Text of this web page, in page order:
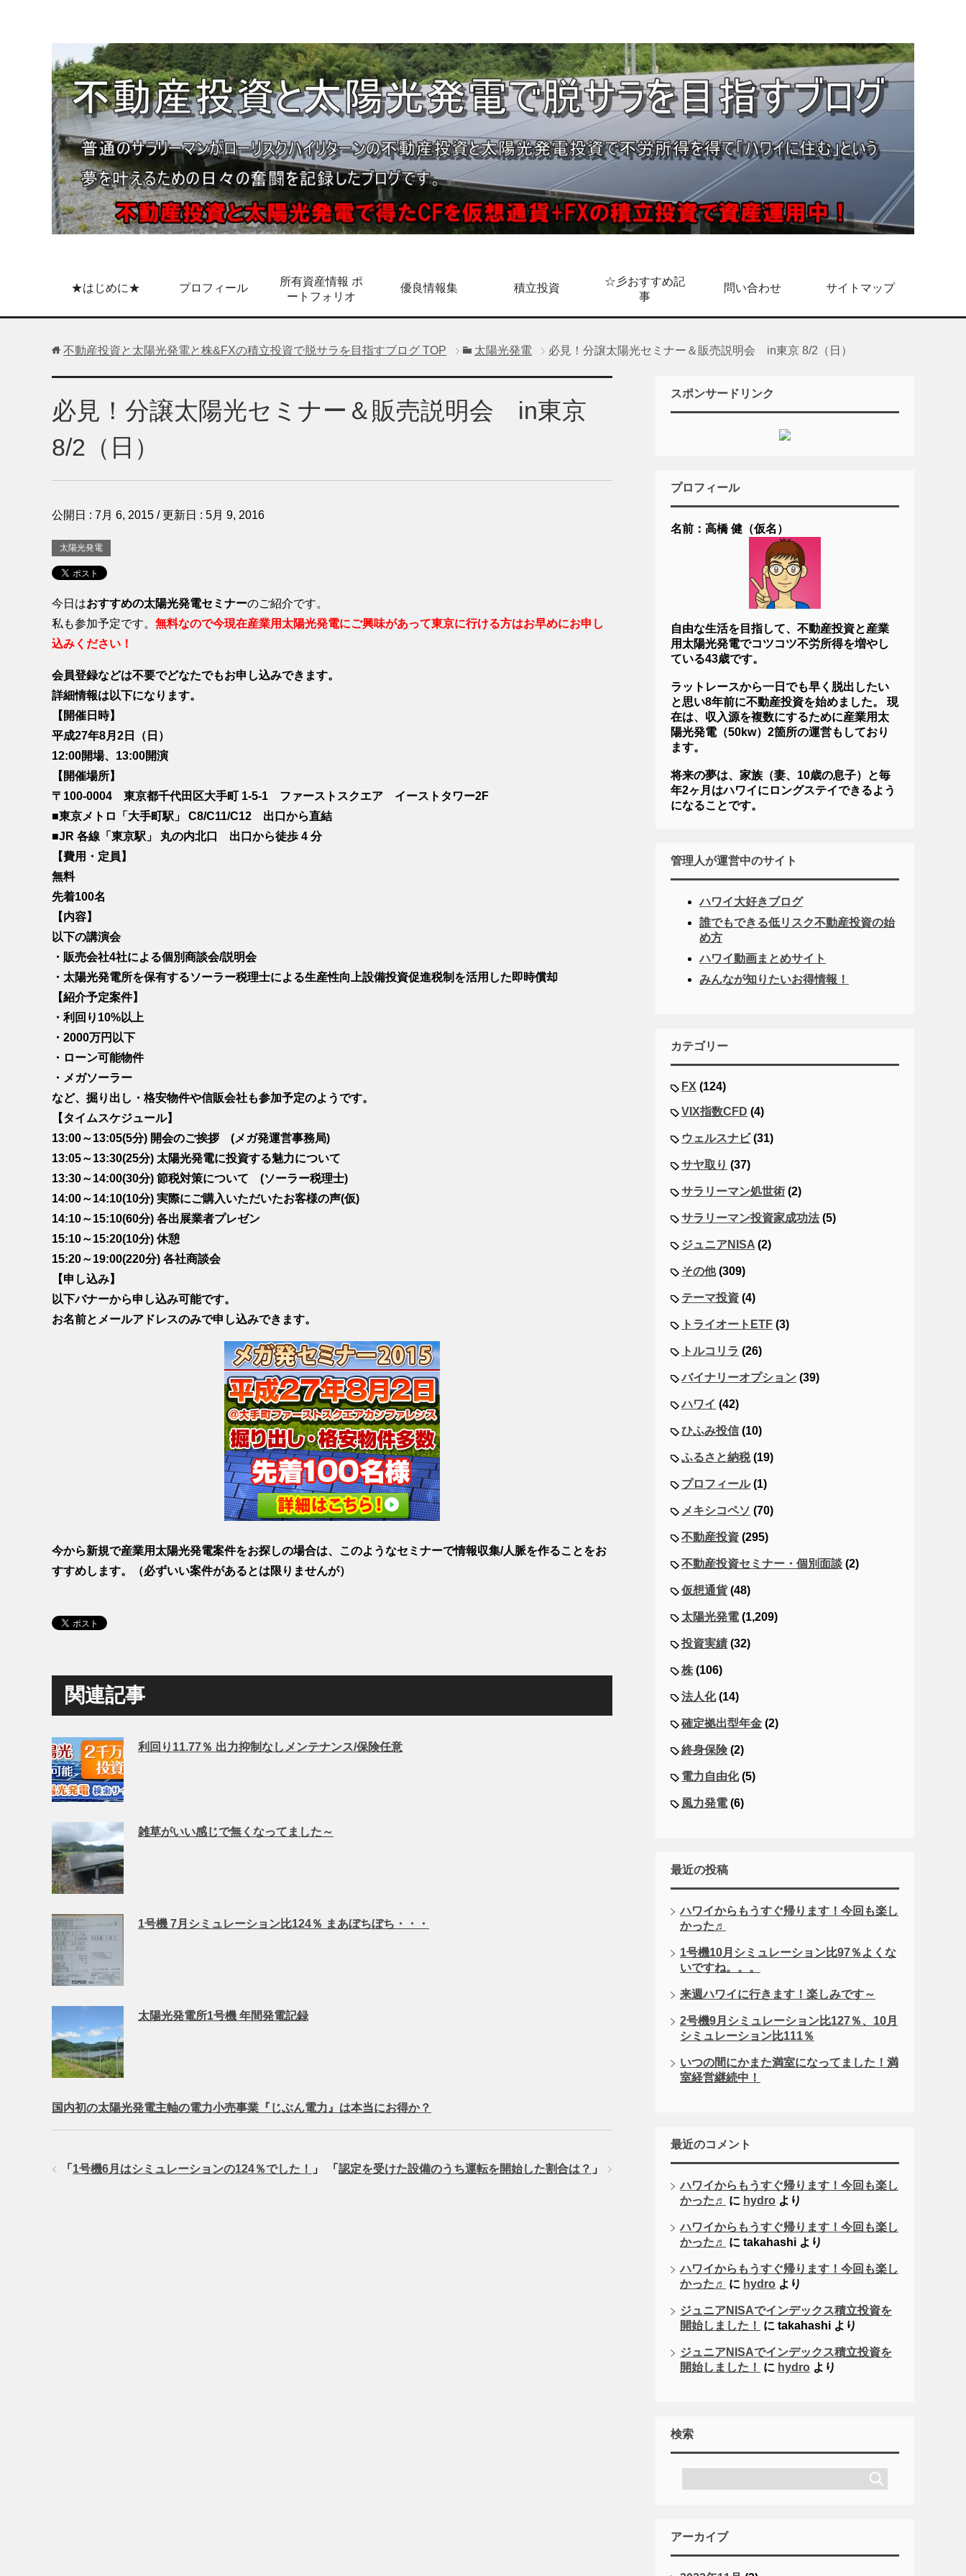
★はじめに★ プロフィール
所有資産情報 ポ
ートフォリオ
優良情報集 積立投資
☆彡おすすめ記
事
問い合わせ サイトマップ
不動産投資と太陽光発電と株&FXの積立投資で脱サラを目指すブログ TOP 太陽光発電 必見！分譲太陽光セミナー＆販売説明会 in東京 8/2（日）
必見！分譲太陽光セミナー＆販売説明会 in東京
8/2（日）
公開日 : 7月 6, 2015 / 更新日 : 5月 9, 2016
太陽光発電
今日はおすすめの太陽光発電セミナーのご紹介です。
私も参加予定です。 無料なので今現在産業用太陽光発電にご興味があって東京に行ける方はお早めにお申し
込みください！
会員登録などは不要でどなたでもお申し込みできます。
詳細情報は以下になります。
【開催日時】
平成27年8月2日（日）
12:00開場、13:00開演
【開催場所】
〒100-0004 東京都千代田区大手町 1-5-1 ファーストスクエア イーストタワー2F
■東京メトロ「大手町駅」 C8/C11/C12 出口から直結
■JR 各線「東京駅」 丸の内北口 出口から徒歩 4 分
【費用・定員】
無料
先着100名
【内容】
以下の講演会
・販売会社4社による個別商談会/説明会
・太陽光発電所を保有するソーラー税理士による生産性向上設備投資促進税制を活用した即時償却
【紹介予定案件】
・利回り10%以上
・2000万円以下
・ローン可能物件
・メガソーラー
など、掘り出し・格安物件や信販会社も参加予定のようです。
【タイムスケジュール】
13:00～13:05(5分) 開会のご挨拶 (メガ発運営事務局)
13:05～13:30(25分) 太陽光発電に投資する魅力について
13:30～14:00(30分) 節税対策について (ソーラー税理士)
14:00～14:10(10分) 実際にご購入いただいたお客様の声(仮)
14:10～15:10(60分) 各出展業者プレゼン
15:10～15:20(10分) 休憩
15:20～19:00(220分) 各社商談会
【申し込み】
以下バナーから申し込み可能です。
お名前とメールアドレスのみで申し込みできます。
今から新規で産業用太陽光発電案件をお探しの場合は、このようなセミナーで情報収集/人脈を作ることをお
すすめします。（必ずいい案件があるとは限りませんが）
関連記事
利回り11.77％ 出力抑制なしメンテナンス/保険任意
雑草がいい感じで無くなってました～
1号機 7月シミュレーション比124％ まあぼちぼち・・・
太陽光発電所1号機 年間発電記録
国内初の太陽光発電主軸の電力小売事業『じぶん電力』は本当にお得か？
「 認定を受けた設備のうち運転を開始した割合は？ 」
「 1号機6月はシミュレーションの124％でした！ 」
スポンサードリンク
プロフィール
名前：高橋 健（仮名）
自由な生活を目指して、不動産投資と産業
用太陽光発電でコツコツ不労所得を増やし
ている43歳です。
ラットレースから一日でも早く脱出したい
と思い8年前に不動産投資を始めました。 現
在は、収入源を複数にするために産業用太
陽光発電（50kw）2箇所の運営もしており
ます。
将来の夢は、家族（妻、10歳の息子）と毎
年2ヶ月はハワイにロングステイできるよう
になることです。
管理人が運営中のサイト
ハワイ大好きブログ
誰でもできる低リスク不動産投資の始
め方
ハワイ動画まとめサイト
みんなが知りたいお得情報！
カテゴリー
FX (124)
VIX指数CFD (4)
ウェルスナビ(31)
サヤ取り (37)
サラリーマン処世術 (2)
サラリーマン投資家成功法(5)
ジュニアNISA (2)
その他(309)
テーマ投資 (4)
トライオートETF (3)
トルコリラ (26)
バイナリーオプション (39)
ハワイ (42)
ひふみ投信 (10)
ふるさと納税(19)
プロフィール(1)
メキシコペソ (70)
不動産投資 (295)
不動産投資セミナー・個別面談 (2)
仮想通貨(48)
太陽光発電(1,209)
投資実績 (32)
株 (106)
法人化(14)
確定拠出型年金 (2)
終身保険(2)
電力自由化(5)
風力発電(6)
最近の投稿
ハワイからもうすぐ帰ります！今回も楽し
かった♬
1号機10月シミュレーション比97％よくな
いですね。。。
来週ハワイに行きます！楽しみです～
2号機9月シミュレーション比127％、10月
シミュレーション比111％
いつの間にかまた満室になってました！満
室経営継続中！
最近のコメント
ハワイからもうすぐ帰ります！今回も楽し
かった♬
に hydro より
ハワイからもうすぐ帰ります！今回も楽し
かった♬
に takahashi より
ハワイからもうすぐ帰ります！今回も楽し
かった♬
に hydro より
ジュニアNISAでインデックス積立投資を
開始しました！
に takahashi より
ジュニアNISAでインデックス積立投資を
開始しました！
に hydro より
検索
アーカイブ